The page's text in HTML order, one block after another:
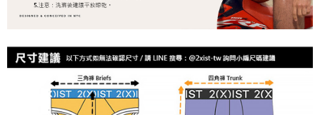
３．未成年的使用者請事先徵得法定代理人或監護人之同意方可使用
「AFTEE先享後付」，若未經同意申辦者引起之損失，本公司不負相關責
４．使用「AFTEE先享後付」時，將依據個別帳號之用戶狀況，依本公司即
時審查核予不同之上限額度；若仍有額度不足之情形，本公司將視審查結果
請求用戶進行身份認證。
５．嚴禁一人註冊多個帳號或使用他人資訊註冊。若發現惡意使用之情形，
恩沛科技股份有限公司將有權停止該用戶之使用額度並採取法律行動。
郵局快捷(隔天到貨，需先line@客服通知小編)
海外宅配 查看運費